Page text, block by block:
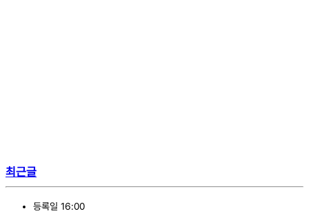
최근글
등록일 16:00